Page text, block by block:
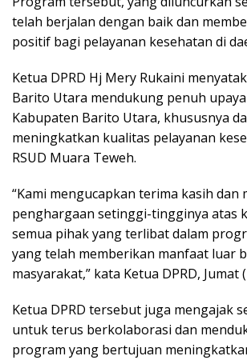
telah berjalan dengan baik dan
positif bagi pelayanan kesehatan di
Ketua DPRD Hj Mery Rukaini
Barito Utara mendukung penuh
Kabupaten Barito Utara, khususnya
meningkatkan kualitas pelayanan
RSUD Muara Teweh.
“Kami mengucapkan terima kasih dan
penghargaan setinggi-tingginya atas
semua pihak yang terlibat dalam
yang telah memberikan manfaat luar
masyarakat,” kata Ketua DPRD, Jumat
Ketua DPRD tersebut juga mengajak
untuk terus berkolaborasi dan
program yang bertujuan